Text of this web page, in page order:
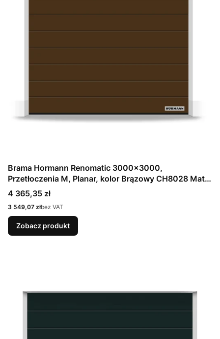
Brama Hormann Renomatic 3000x3000,
Przetłoczenia M, Planar, kolor Brązowy CH8028 Matt
deluxe + Prowadzenie N
Cena
4 365,35 zł
Cena
3 549,07 złbez VAT
Zobacz produkt